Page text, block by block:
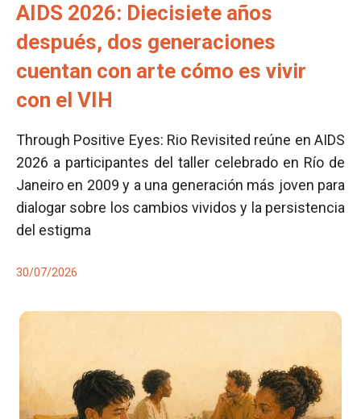
AIDS 2026: Diecisiete años
después, dos generaciones
cuentan con arte cómo es vivir
con el VIH
Through Positive Eyes: Rio Revisited reúne en AIDS
2026 a participantes del taller celebrado en Río de
Janeiro en 2009 y a una generación más joven para
dialogar sobre los cambios vividos y la persistencia
del estigma
30/07/2026